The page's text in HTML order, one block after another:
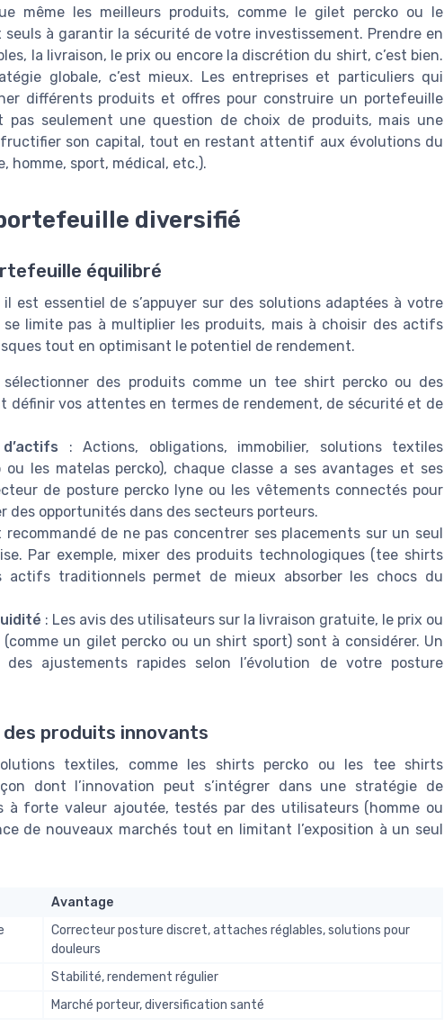
même les meilleurs produits, comme le gilet percko ou le
à garantir la sécurité de votre investissement. Prendre en
la livraison, le prix ou encore la discrétion du shirt, c’est bien.
globale, c’est mieux. Les entreprises et particuliers qui
différents produits et offres pour construire un portefeuille
pas seulement une question de choix de produits, mais une
son capital, tout en restant attentif aux évolutions du
homme, sport, médical, etc.).
diversifié
équilibré
est essentiel de s’appuyer sur des solutions adaptées à votre
se limite pas à multiplier les produits, mais à choisir des actifs
tout en optimisant le potentiel de rendement.
des produits comme un tee shirt percko ou des
vos attentes en termes de rendement, de sécurité et de
: Actions, obligations, immobilier, solutions textiles
les matelas percko), chaque classe a ses avantages et ses
de posture percko lyne ou les vêtements connectés pour
des opportunités dans des secteurs porteurs.
recommandé de ne pas concentrer ses placements sur un seul
Par exemple, mixer des produits technologiques (tee shirts
actifs traditionnels permet de mieux absorber les chocs du
: Les avis des utilisateurs sur la livraison gratuite, le prix ou
un gilet percko ou un shirt sport) sont à considérer. Un
ajustements rapides selon l’évolution de votre posture
produits innovants
textiles, comme les shirts percko ou les tee shirts
dont l’innovation peut s’intégrer dans une stratégie de
à forte valeur ajoutée, testés par des utilisateurs (homme ou
de nouveaux marchés tout en limitant l’exposition à un seul
Avantage
Correcteur posture discret, attaches réglables, solutions pour
douleurs
Stabilité, rendement régulier
Marché porteur, diversification santé